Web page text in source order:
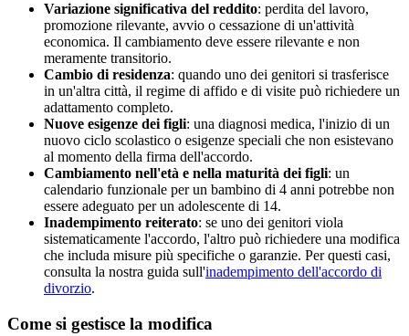
Variazione significativa del reddito: perdita del lavoro,
promozione rilevante, avvio o cessazione di un'attività
economica. Il cambiamento deve essere rilevante e non
meramente transitorio.
Cambio di residenza: quando uno dei genitori si trasferisce
in un'altra città, il regime di affido e di visite può richiedere un
adattamento completo.
Nuove esigenze dei figli: una diagnosi medica, l'inizio di un
nuovo ciclo scolastico o esigenze speciali che non esistevano
al momento della firma dell'accordo.
Cambiamento nell'età e nella maturità dei figli: un
calendario funzionale per un bambino di 4 anni potrebbe non
essere adeguato per un adolescente di 14.
Inadempimento reiterato: se uno dei genitori viola
sistematicamente l'accordo, l'altro può richiedere una modifica
che includa misure più specifiche o garanzie. Per questi casi,
consulta la nostra guida sull'inadempimento dell'accordo di
divorzio.
Come si gestisce la modifica